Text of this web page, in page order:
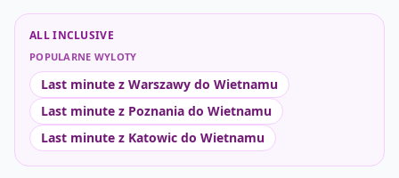
ALL INCLUSIVE
POPULARNE WYLOTY
Last minute z Warszawy do Wietnamu
Last minute z Poznania do Wietnamu
Last minute z Katowic do Wietnamu